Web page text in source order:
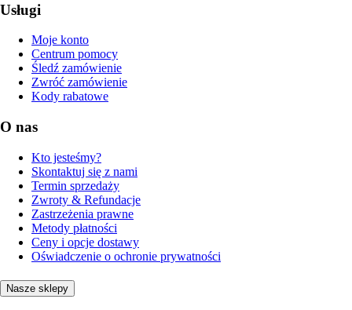
Usługi
Moje konto
Centrum pomocy
Śledź zamówienie
Zwróć zamówienie
Kody rabatowe
O nas
Kto jesteśmy?
Skontaktuj się z nami
Termin sprzedaży
Zwroty & Refundacje
Zastrzeżenia prawne
Metody płatności
Ceny i opcje dostawy
Oświadczenie o ochronie prywatności
Nasze sklepy